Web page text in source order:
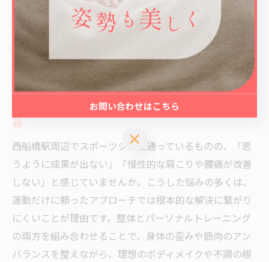
パーソナルトレーニングだけでは叶
わない効果の秘密
パーソナルトレーニングと整体の融合が叶える根本改
善
西船橋駅周辺でスポーツジムに通っているものの、「思
うように成果が出ない」「慢性的な肩こりや腰痛が改善
しない」と感じていませんか。こうした悩みの多くは、
運動だけに頼ったアプローチでは根本的な解決に繋がり
にくいことが理由です。整体とパーソナルトレーニング
の両方を組み合わせることで、身体の歪みや筋肉のアン
バランスを整えながら、理想のボディメイクや不調の根
お問い合わせはこちら
お問い合わせはこちら